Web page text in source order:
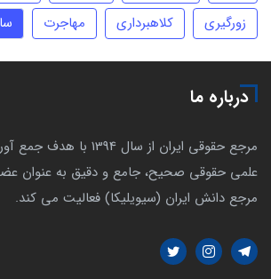
زورگیری
کلاهبرداری مهاجرت
درباره ما
مرجع حقوقی ایران از سال
علمی حقوقی صحیح، جامع و دقیق به عنوان
مرجع دانش ایران (سیویلیکا) فعالیت می کند.